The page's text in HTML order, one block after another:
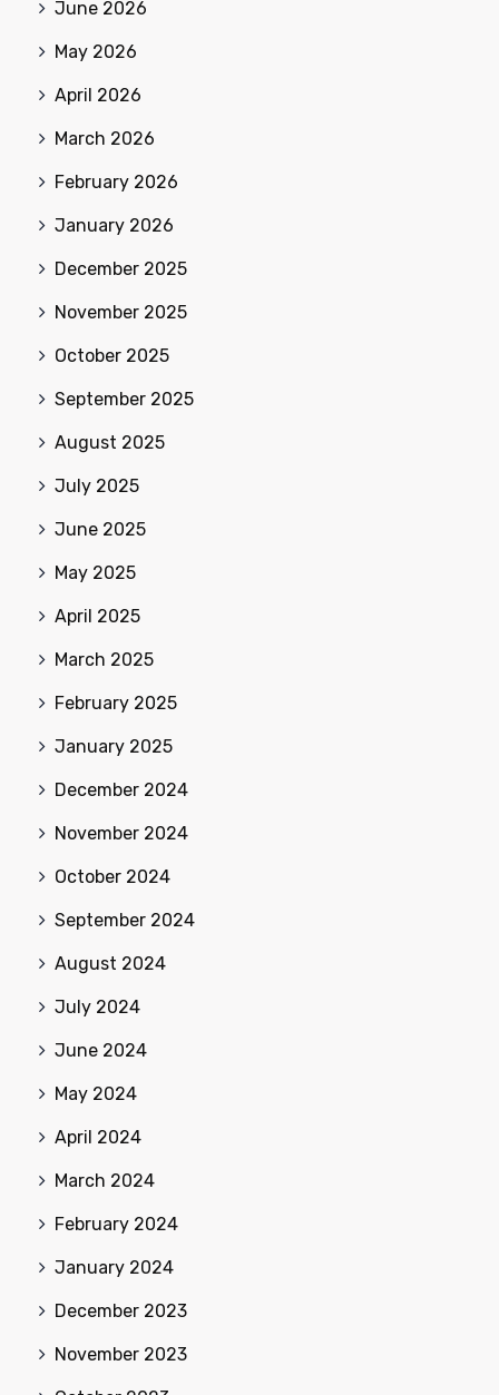
June 2026
May 2026
April 2026
March 2026
February 2026
January 2026
December 2025
November 2025
October 2025
September 2025
August 2025
July 2025
June 2025
May 2025
April 2025
March 2025
February 2025
January 2025
December 2024
November 2024
October 2024
September 2024
August 2024
July 2024
June 2024
May 2024
April 2024
March 2024
February 2024
January 2024
December 2023
November 2023